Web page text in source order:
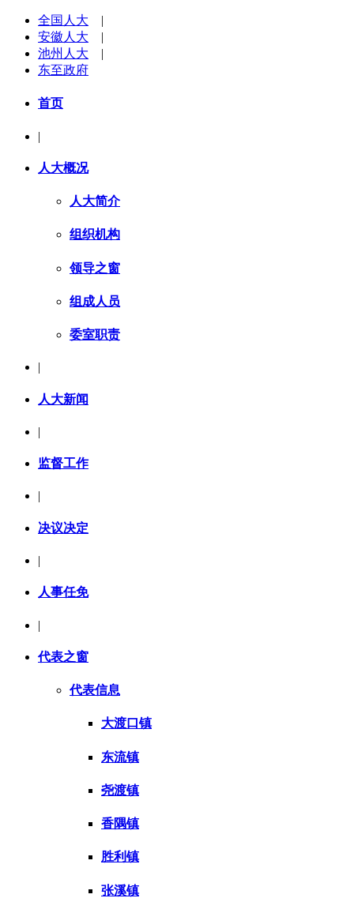
全国人大 |
安徽人大 |
池州人大 |
东至政府
首页
|
人大概况
人大简介
组织机构
领导之窗
组成人员
委室职责
|
人大新闻
|
监督工作
决议决定
|
人事任免
|
代表之窗
代表信息
大渡口镇
东流镇
尧渡镇
香隅镇
胜利镇
张溪镇